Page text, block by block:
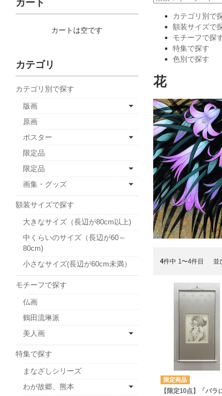
カテゴリ別で
額装サイズで
モチーフで探
特集で探す
色別で探す
花
4件中 1〜4件目 並
【限定10点】「バラ
カート
カートは空です
カテゴリ
カテゴリ別で探す
版画
原画
ポスター
限定品
限定品
画集・グッズ
額装サイズで探す
大きなサイズ（長辺が80cm以上)
中くらいのサイズ（長辺が60～
80cm)
小さなサイズ(長辺が60cm未満）
モチーフで探す
仏画
鶴田流琳派
美人画
特集で探す
まなざしシリーズ
わが故郷、熊本